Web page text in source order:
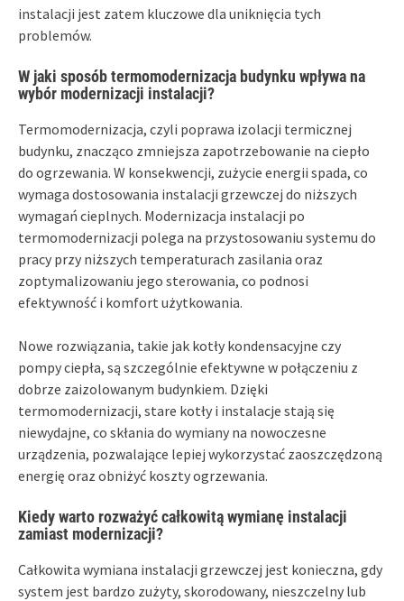
instalacji jest zatem kluczowe dla uniknięcia tych
problemów.
W jaki sposób termomodernizacja budynku wpływa na
wybór modernizacji instalacji?
Termomodernizacja, czyli poprawa izolacji termicznej
budynku, znacząco zmniejsza zapotrzebowanie na ciepło
do ogrzewania. W konsekwencji, zużycie energii spada, co
wymaga dostosowania instalacji grzewczej do niższych
wymagań cieplnych. Modernizacja instalacji po
termomodernizacji polega na przystosowaniu systemu do
pracy przy niższych temperaturach zasilania oraz
zoptymalizowaniu jego sterowania, co podnosi
efektywność i komfort użytkowania.
Nowe rozwiązania, takie jak kotły kondensacyjne czy
pompy ciepła, są szczególnie efektywne w połączeniu z
dobrze zaizolowanym budynkiem. Dzięki
termomodernizacji, stare kotły i instalacje stają się
niewydajne, co skłania do wymiany na nowoczesne
urządzenia, pozwalające lepiej wykorzystać zaoszczędzoną
energię oraz obniżyć koszty ogrzewania.
Kiedy warto rozważyć całkowitą wymianę instalacji
zamiast modernizacji?
Całkowita wymiana instalacji grzewczej jest konieczna, gdy
system jest bardzo zużyty, skorodowany, nieszczelny lub